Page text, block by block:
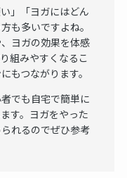
」「ヨガにはどん
も多いですよね。
ヨガの効果を体感
組みやすくなるこ
もつながります。
でも自宅で簡単に
す。ヨガをやった
れるのでぜひ参考